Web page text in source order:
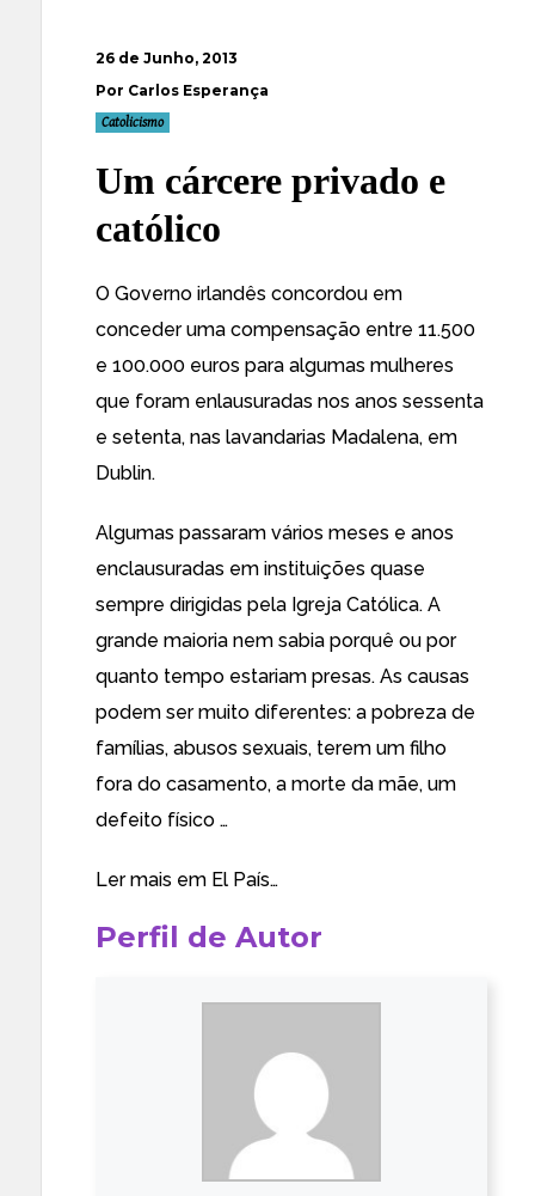
26 de Junho, 2013
Por Carlos Esperança
Catolicismo
Um cárcere privado e
católico
O Governo irlandês concordou em
conceder uma compensação entre 11.500
e 100.000 euros para algumas mulheres
que foram enlausuradas nos anos sessenta
e setenta, nas lavandarias Madalena, em
Dublin.
Algumas passaram vários meses e anos
enclausuradas em instituições quase
sempre dirigidas pela Igreja Católica. A
grande maioria nem sabia porquê ou por
quanto tempo estariam presas. As causas
podem ser muito diferentes: a pobreza de
famílias, abusos sexuais, terem um filho
fora do casamento, a morte da mãe, um
defeito físico …
Ler mais em El País…
Perfil de Autor